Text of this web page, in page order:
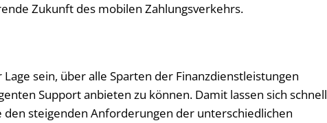
Zukunft des mobilen Zahlungsverkehrs.
sein, über alle Sparten der Finanzdienstleistungen
Support anbieten zu können. Damit lassen sich schnell
steigenden Anforderungen der unterschiedlichen